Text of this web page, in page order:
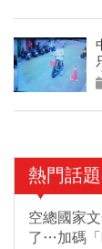
熱門話題
空總國家
了…加碼